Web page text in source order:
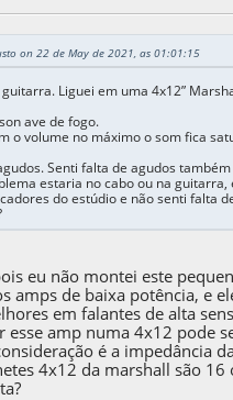
on 22 de May de 2021, as 01:01:15
Liguei em uma 4x12”
ave de fogo.
o volume no máximo o som fica
Senti falta de agudos também
estaria no cabo ou na guitarra,
do estúdio e não senti falta
eu não montei este
amps de baixa potência, e
em falantes de alta
esse amp numa 4x12 pode
é a impedância
4x12 da marshall são 16